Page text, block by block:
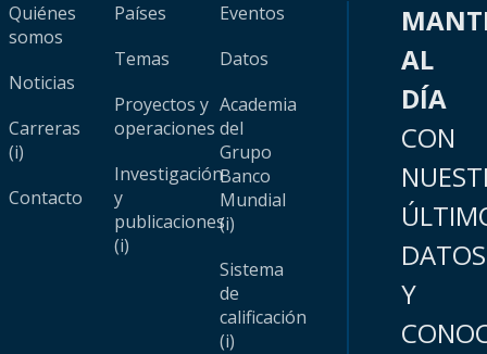
Quiénes
somos
Noticias
Carreras
(i)
Contacto
Países
Temas
Proyectos y
operaciones
Investigación
y
publicaciones
(i)
Eventos
Datos
Academia
del
Grupo
Banco
Mundial
(i)
Sistema
de
calificación
(i)
AL
DÍA
CON
DATOS
Y